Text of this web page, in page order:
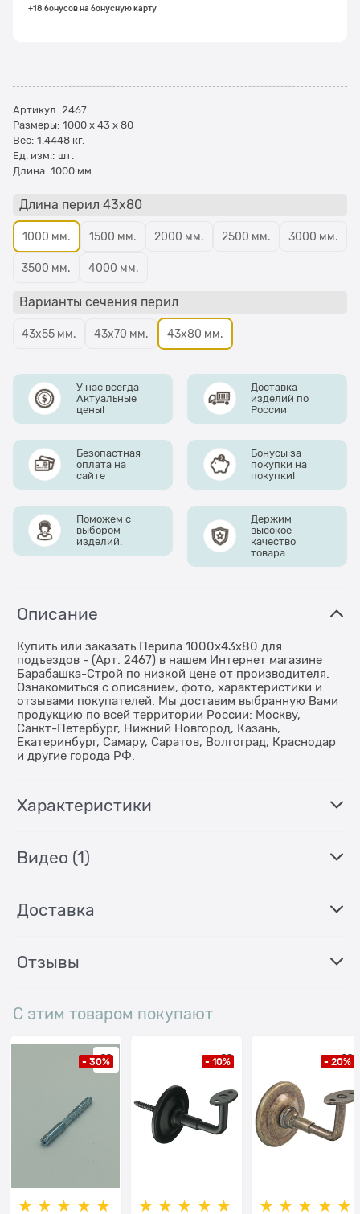
+18 бонусов на бонусную карту
Артикул: 2467
Размеры: 1000 x 43 x 80
Вес: 1.4448 кг.
Ед. изм.: шт.
Длина: 1000 мм.
Длина перил 43х80
1000 мм. 1500 мм. 2000 мм. 2500 мм. 3000 мм.
3500 мм. 4000 мм.
Варианты сечения перил
43х55 мм. 43х70 мм. 43х80 мм.
У нас всегда
Актуальные
цены!
Доставка
изделий по
России
Безопастная
оплата на
сайте
Бонусы за
покупки на
покупки!
Поможем с
выбором
изделий.
Держим
высокое
качество
товара.
Описание
Купить или заказать Перила 1000х43х80 для
подъездов - (Арт. 2467) в нашем Интернет магазине
Барабашка-Строй по низкой цене от производителя.
Ознакомиться с описанием, фото, характеристики и
отзывами покупателей. Мы доставим выбранную Вами
продукцию по всей территории России: Москву,
Санкт-Петербург, Нижний Новгород, Казань,
Екатеринбург, Самару, Саратов, Волгоград, Краснодар
и другие города РФ.
Характеристики
Видео (1)
Доставка
Отзывы
С этим товаром покупают
- 30% - 10% - 20%